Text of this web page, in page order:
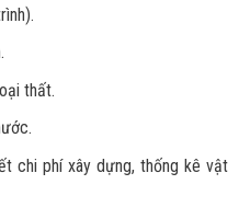
thất.
chi phí xây dựng, thống kê vật